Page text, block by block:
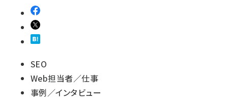
SEO
Web担当者／仕事
事例／インタビュー